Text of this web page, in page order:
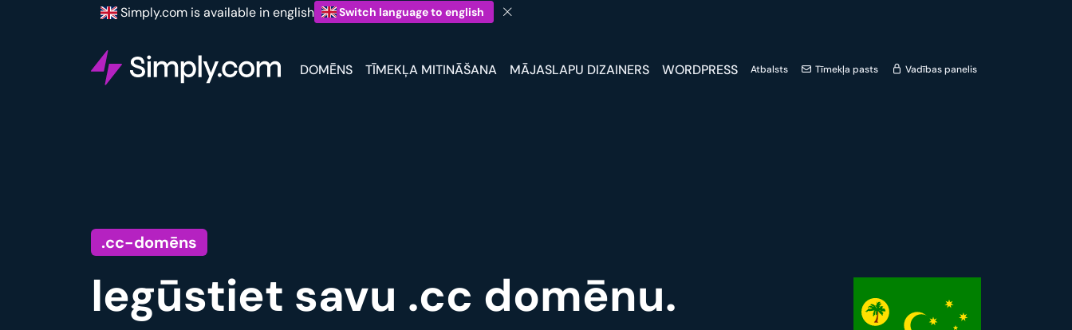
Simply.com is available in english Switch language to english
DOMĒNS TĪMEKĻA MITINĀŠANA MĀJASLAPU DIZAINERS WORDPRESS Atbalsts Tīmekļa pasts Vadības panelis
.cc-domēns
Iegūstiet savu .cc domēnu.